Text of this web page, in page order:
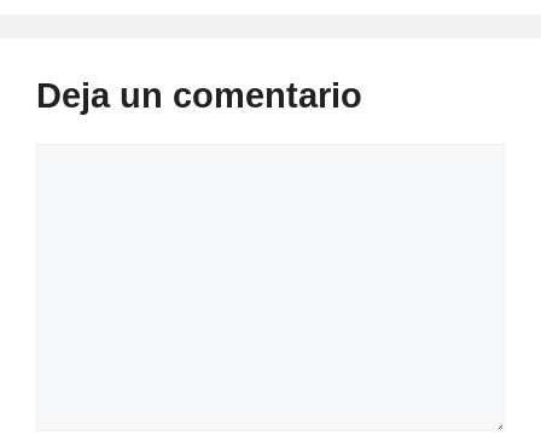
Deja un comentario